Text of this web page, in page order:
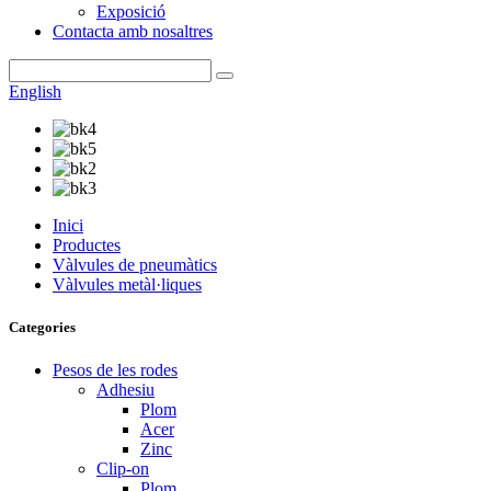
Exposició
Contacta amb nosaltres
English
Inici
Productes
Vàlvules de pneumàtics
Vàlvules metàl·liques
Categories
Pesos de les rodes
Adhesiu
Plom
Acer
Zinc
Clip-on